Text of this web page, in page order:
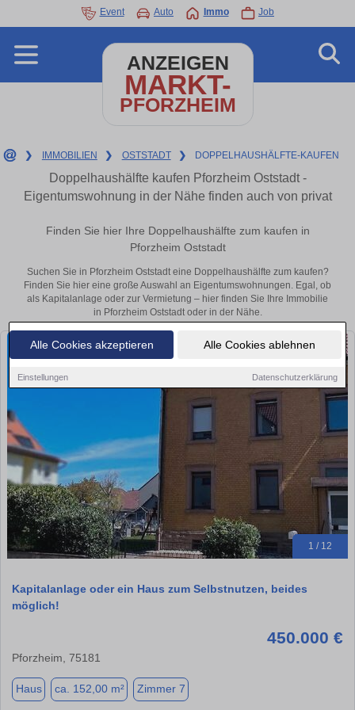
Alle Cookies akzeptieren Alle Cookies ablehnen
Einstellungen Datenschutzerklärung
Event Auto Immo Job
ANZEIGEN
MARKT-
PFORZHEIM
❯ IMMOBILIEN ❯ OSTSTADT ❯ DOPPELHAUSHÄLFTE-KAUFEN
Doppelhaushälfte kaufen Pforzheim Oststadt -
Eigentumswohnung in der Nähe finden auch von privat
Finden Sie hier Ihre Doppelhaushälfte zum kaufen in
Pforzheim Oststadt
Suchen Sie in Pforzheim Oststadt eine Doppelhaushälfte zum kaufen?
Finden Sie hier eine große Auswahl an Eigentumswohnungen. Egal, ob
als Kapitalanlage oder zur Vermietung – hier finden Sie Ihre Immobilie
in Pforzheim Oststadt oder in der Nähe.
1 / 12
Kapitalanlage oder ein Haus zum Selbstnutzen, beides
möglich!
450.000 €
Pforzheim, 75181
Haus ca. 152,00 m² Zimmer 7